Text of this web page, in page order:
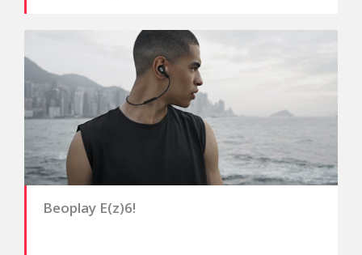
Beoplay E(z)6!